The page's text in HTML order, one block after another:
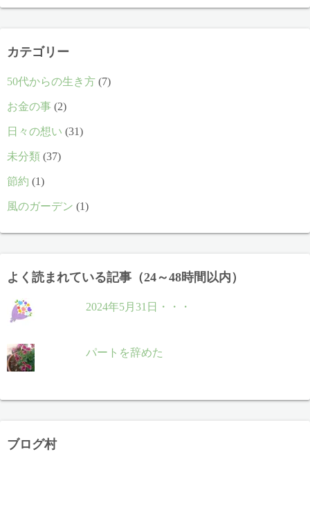
カ
イ
ブ
カテゴリー
50代からの生き方 (7)
お金の事 (2)
日々の想い (31)
未分類 (37)
節約 (1)
風のガーデン (1)
よく読まれている記事（24～48時間以内）
2024年5月31日・・・
パートを辞めた
ブログ村